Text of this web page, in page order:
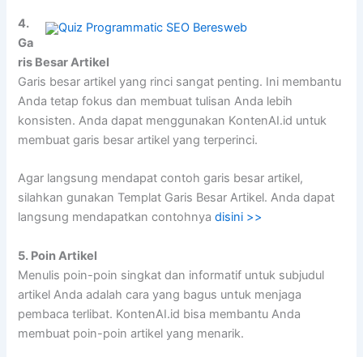
4.
Ga
ris Besar Artikel
Garis besar artikel yang rinci sangat penting. Ini membantu
Anda tetap fokus dan membuat tulisan Anda lebih
konsisten. Anda dapat menggunakan KontenAI.id untuk
membuat garis besar artikel yang terperinci.
Agar langsung mendapat contoh garis besar artikel,
silahkan gunakan Templat Garis Besar Artikel. Anda dapat
langsung mendapatkan contohnyadisini >>
5. Poin Artikel
Menulis poin-poin singkat dan informatif untuk subjudul
artikel Anda adalah cara yang bagus untuk menjaga
pembaca terlibat. KontenAI.id bisa membantu Anda
membuat poin-poin artikel yang menarik.